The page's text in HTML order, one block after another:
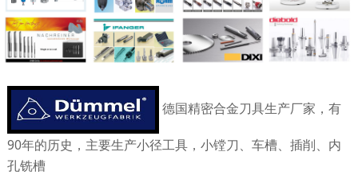
德国精密合金刀具生产厂家，有
90年的历史，主要生产小径工具，小镗刀、车槽、插削、内
孔铣槽